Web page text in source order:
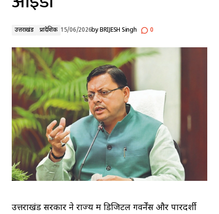
उत्तराखंड प्रादेशिक 15/06/2026byBRIJESH Singh 0
उत्तराखंड सरकार ने राज्य में डिजिटल गवर्नेंस और पारदर्शी